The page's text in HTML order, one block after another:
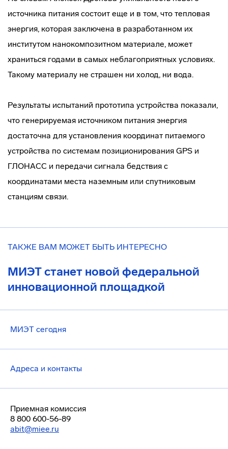
источника питания состоит еще и в том, что тепловая
энергия, которая заключена в разработанном их
институтом нанокомпозитном материале, может
храниться годами в самых неблагоприятных условиях.
Такому материалу не страшен ни холод, ни вода.
Результаты испытаний прототипа устройства показали,
что генерируемая источником питания энергия
достаточна для установления координат питаемого
устройства по системам позиционирования GPS и
ГЛОНАСС и передачи сигнала бедствия с
координатами места наземным или спутниковым
станциям связи.
ТАКЖЕ ВАМ МОЖЕТ БЫТЬ ИНТЕРЕСНО
МИЭТ станет новой федеральной
инновационной площадкой
МИЭТ сегодня
Адреса и контакты
Приемная комиссия
8 800 600-56-89
abit@miee.ru